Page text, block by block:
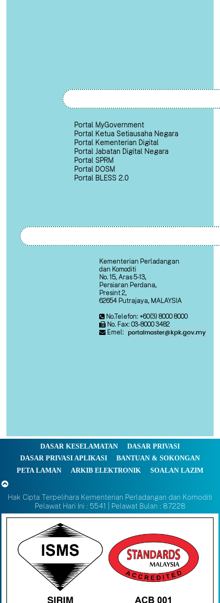
Portal MyGovernment
Portal Ketua Setiausaha Negara
Portal Kementerian Digital
Portal Jabatan Digital Negara
Portal SPRM
Portal DOSM
Portal BLESS 2.0
Kementerian Perladangan
dan Komoditi
No. 15, Aras 5-13,
Persiaran Perdana,
Presint 2,
62654 Putrajaya, MALAYSIA
No.Telefon: +60(3) 8000 8000
No. Fax: 03-8000 3482
Emel:
DASAR KESELAMATAN
DASAR PRIVASI
DASAR PRIVASI APLIKASI
BANTUAN & SOKONGAN
PETA LAMAN
ARKIB ELEKTRONIK SOALAN LAZIM
Hak Cipta Terpelihara Kementerian Perladangan dan Komoditi
Pelawat Hari Ini : 5541 | Pelawat Bulan : 87228